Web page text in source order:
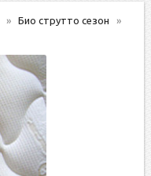
Био струтто сезон